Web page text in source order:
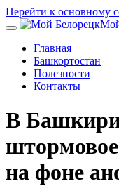
Перейти к основному
Главная
Башкортостан
Полезности
Контакты
В
на фоне